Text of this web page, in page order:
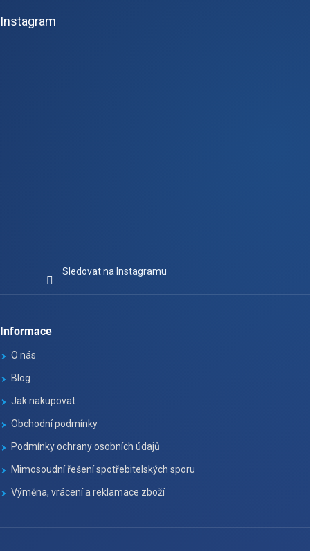
Instagram
Sledovat na Instagramu
Informace
O nás
Blog
Jak nakupovat
Obchodní podmínky
Podmínky ochrany osobních údajů
Mimosoudní řešení spotřebitelských sporu
Výměna, vrácení a reklamace zboží